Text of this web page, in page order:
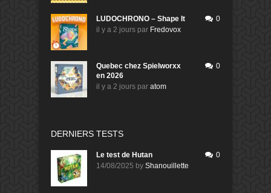
LUDOCHRONO – Shape It
il y a 2 jours par Fredovox
0
Quebec chez Spielworxx
en 2026
il y a 2 jours par atom
0
DERNIERS TESTS
Le test de Hutan
14/08/2025 by Shanouillette
0